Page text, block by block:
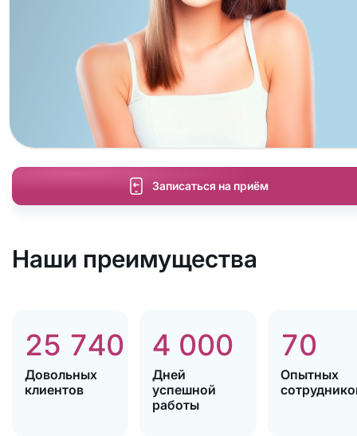
Записаться на приём
Наши преимущества
25 740
Довольных
клиентов
4 000
Дней
успешной
работы
70
Опытных